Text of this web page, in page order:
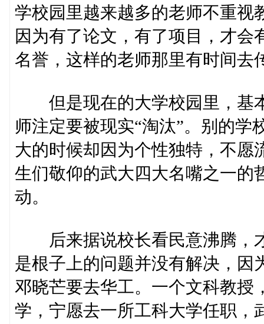
学校园里越来越多的老师不重视
因为有了论文，有了项目，才
名誉，这样的老师那里有时间去
但是现在的大学校园里，基
师注定要被现实“淘汰”。别的
大的时候却因为个性独特，不愿
生们敬仰的武大四大名嘴之一的
动。
后来据说校长看民意沸腾，
是根子上的问题并没有解决，因
邓晓芒要去华工。一个文科教授
学，宁愿去一所工科大学任职，